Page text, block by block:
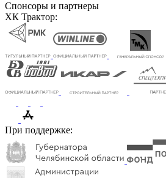
Спонсоры и партнеры
ХК Трактор:
При поддержке: